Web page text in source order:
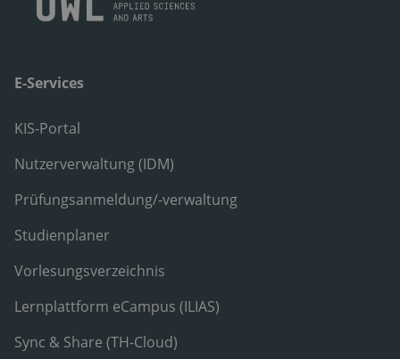
E-Services
KIS-Portal
Nutzerverwaltung (IDM)
Prüfungsanmeldung/-verwaltung
Studienplaner
Vorlesungsverzeichnis
Lernplattform eCampus (ILIAS)
Sync & Share (TH-Cloud)